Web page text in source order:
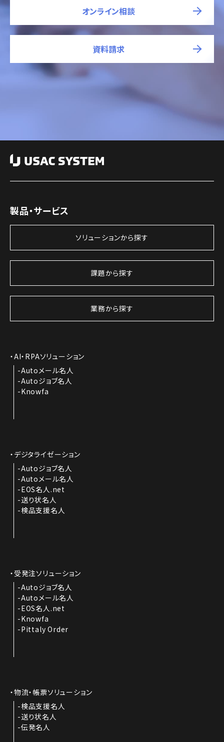
オンライン相談
資料請求
製品・サービス
ソリューションから探す
課題から探す
業務から探す
AI・RPAソリューション
Autoメール名人
Autoジョブ名人
Knowfa
デジタライゼーション
Autoジョブ名人
Autoメール名人
EOS名人.net
送り状名人
検品支援名人
受発注ソリューション
Autoジョブ名人
Autoメール名人
EOS名人.net
Knowfa
Pittaly Order
物流・帳票ソリューション
検品支援名人
送り状名人
伝発名人